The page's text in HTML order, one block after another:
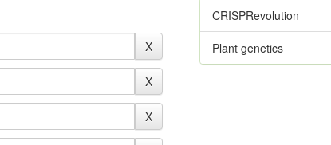
CRISPRevolution
Plant genetics